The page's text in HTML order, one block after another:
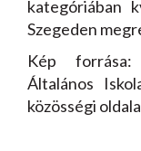
kategóriában
Szegeden
Kép forrása:
Általános
közösségi oldala